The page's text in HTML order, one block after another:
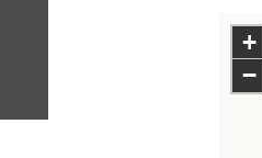
+
−